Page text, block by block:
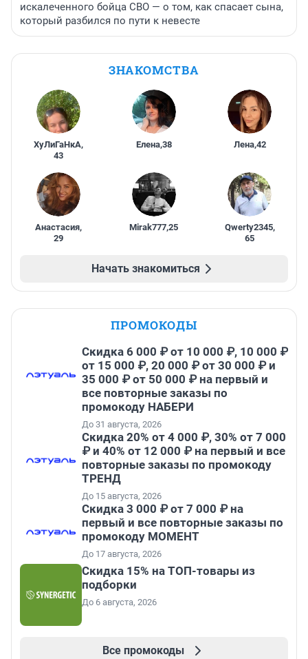
искалеченного бойца СВО — о том, как спасает сына,
который разбился по пути к невесте
ЗНАКОМСТВА
ХуЛиГаНкА,
43
Елена,38 Лена,42
Анастасия,
29
Mirak777,25 Qwerty2345,
65
Начать знакомиться
ПРОМОКОДЫ
Скидка 6 000 ₽ от 10 000 ₽, 10 000 ₽
от 15 000 ₽, 20 000 ₽ от 30 000 ₽ и
35 000 ₽ от 50 000 ₽ на первый и
все повторные заказы по
промокоду НАБЕРИ
До 31 августа, 2026
Скидка 20% от 4 000 ₽, 30% от 7 000
₽ и 40% от 12 000 ₽ на первый и все
повторные заказы по промокоду
ТРЕНД
До 15 августа, 2026
Скидка 3 000 ₽ от 7 000 ₽ на
первый и все повторные заказы по
промокоду МОМЕНТ
До 17 августа, 2026
Скидка 15% на ТОП-товары из
подборки
До 6 августа, 2026
Все промокоды